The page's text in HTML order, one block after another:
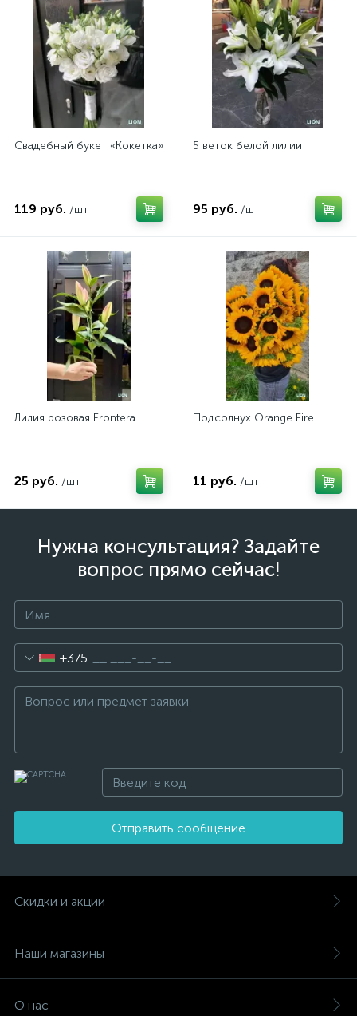
Свадебный букет «Кокетка»
119 руб. /шт
5 веток белой лилии
95 руб. /шт
Лилия розовая Frontera
25 руб. /шт
Подсолнух Orange Fire
11 руб. /шт
Нужна консультация? Задайте
вопрос прямо сейчас!
+375
Отправить сообщение
Скидки и акции
Наши магазины
О нас